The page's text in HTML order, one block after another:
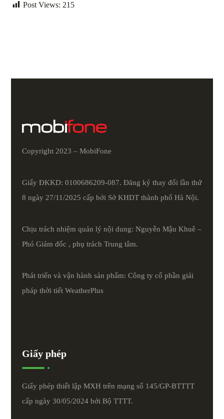
Post Views: 215
Copyright 2023 – MobiFone
Giấy ĐKKD: 0100686209-087. Đăng ký thay đổi lần thứ
8 ngày 27/11/2025 cấp bởi Sở KHDT thành phố Hà Nội.
Chịu trách nhiệm quản lý nội dung: Nguyễn Mậu Khuê –
Phó Giám đốc , phụ trách Trung tâm.
Phát triển và vận hành sản phẩm: Công ty cổ phần giải
pháp thời tiếtWeatherPlus
Giấy phép
Giấy phép thiết lập MXH trên mạng số 145/GP-BTTTT
cấp ngày 30/05/2024 bởi Bộ TTTT.